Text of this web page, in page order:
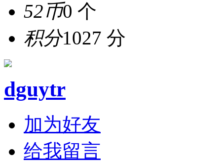
52币0 个
积分1027 分
dguytr
加为好友
给我留言